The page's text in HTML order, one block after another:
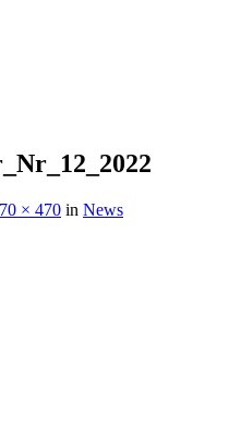
× 470 in News